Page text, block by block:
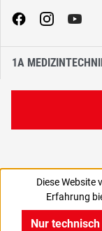
1A
Diese Website
Erfahrung
Nur